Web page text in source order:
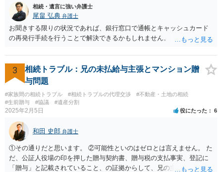
相続・遺言に強い弁護士
尾畠 弘典 弁護士
お聞きする限りの状況であれば、銀行窓口で通帳とキャッシュカード
の再発行手続を行うことで解決できるかもしれません。
3
相続トラブル：兄の未払給与主張とマンション贈
与問題
#家族間の相続トラブル #相続トラブルの代理交渉
#不動産・土地の相続
#生前贈与
#協議 #遺産分割
2025年2月5日 役にたった 6
和田 史郎 弁護士
①その通りだと思います。 ②可能性といのはゼロとは言えません。 た
だ、公証人役場の印を押した贈与契約書、贈与税の支払事実、登記に
「贈与」と記載されていること、の証拠からして、兄の主張は通らな